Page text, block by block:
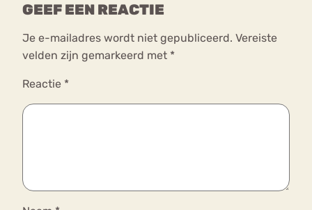
GEEF EEN REACTIE
Je e-mailadres wordt niet gepubliceerd. Vereiste
velden zijn gemarkeerd met *
Reactie *